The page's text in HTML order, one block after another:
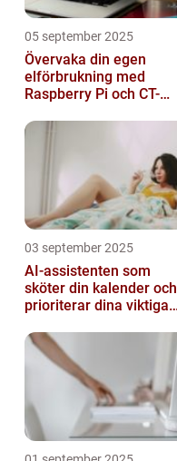
05 september 2025
Övervaka din egen
elförbrukning med
Raspberry Pi och CT-
03 september 2025
AI-assistenten som
sköter din kalender och
prioriterar dina viktiga